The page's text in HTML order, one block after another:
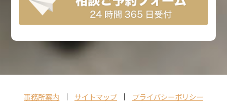
事務所案内 サイトマップ プライバシーポリシー